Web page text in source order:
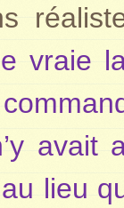
vraie
avait
lieu